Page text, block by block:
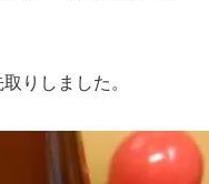
りしました。